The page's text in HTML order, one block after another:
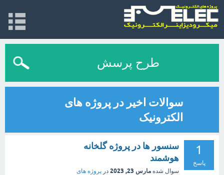
طرح پرسش
سوالات اخیر در پروژه های
الکترونیک
1
پاسخ
سنسور ها در پروژه گلخانه
هوشمند
سوال شده مارس 23, 2023 در پروژه های